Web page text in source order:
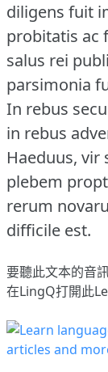
diligens fuit
probitatis ac
salus rei
parsimonia
In rebus
in rebus
Haeduus, vir
plebem
rerum
difficile est.
要聽此文本的音
在LingQ打開此